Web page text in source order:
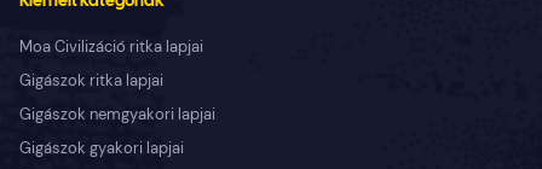
Moa Civilizáció ritka lapjai
Gigászok ritka lapjai
Gigászok nemgyakori lapjai
Gigászok gyakori lapjai